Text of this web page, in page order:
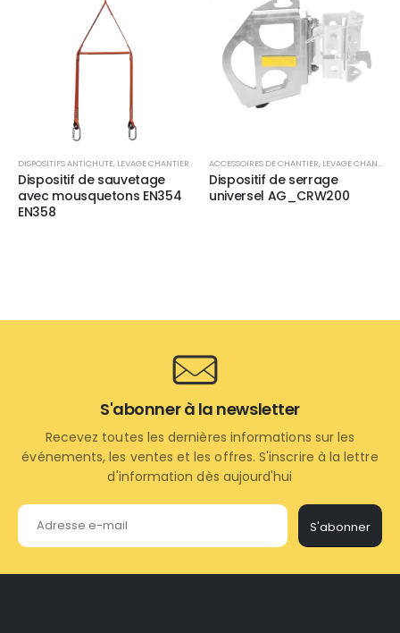
DISPOSITIFS ANTICHUTE, LEVAGE CHANTIER
Dispositif de sauvetage
avec mousquetons EN354
EN358
ACCESSOIRES DE CHANTIER, LEVAGE CHANTIER
Dispositif de serrage
universel AG_CRW200
S'abonner à la newsletter
Recevez toutes les dernières informations sur les
événements, les ventes et les offres. S'inscrire à la lettre
d'information dès aujourd'hui
S'abonner